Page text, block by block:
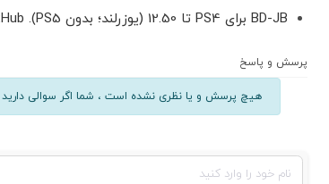
BD-JB برای PS4 تا 12.50 (یوزرلند؛ بدون PS5).
پرسش و پاسخ
هیچ پرسش و یا نظری نشده است ، شما اگر سوالی دارید